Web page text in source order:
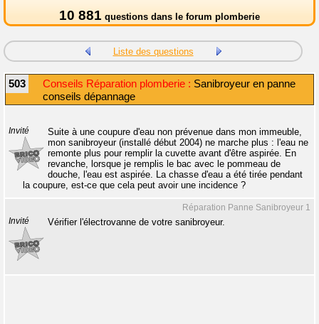
10 881 questions dans le forum plomberie
Liste des questions
503 Conseils Réparation plomberie : Sanibroyeur en panne
conseils dépannage
Invité
Suite à une coupure d'eau non prévenue dans mon immeuble,
mon sanibroyeur (installé début 2004) ne marche plus : l'eau ne
remonte plus pour remplir la cuvette avant d'être aspirée. En
revanche, lorsque je remplis le bac avec le pommeau de
douche, l'eau est aspirée. La chasse d'eau a été tirée pendant
la coupure, est-ce que cela peut avoir une incidence ?
Réparation Panne Sanibroyeur 1
Invité Vérifier l'électrovanne de votre sanibroyeur.